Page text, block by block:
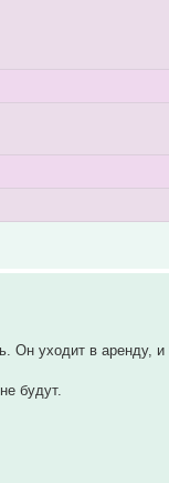
уходит в аренду, и
будут.